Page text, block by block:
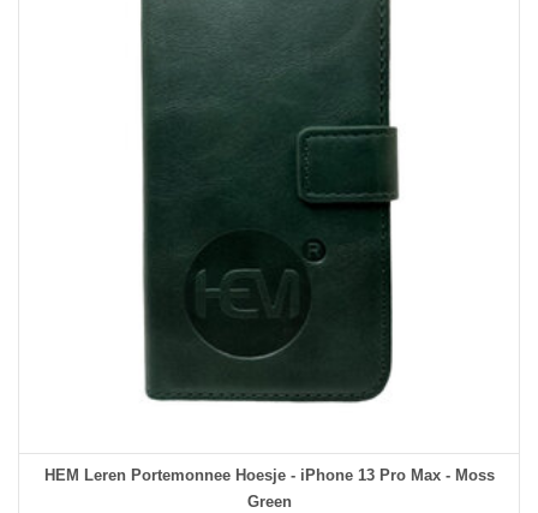
HEM Leren Portemonnee Hoesje - iPhone 13 Pro Max - Moss
Green